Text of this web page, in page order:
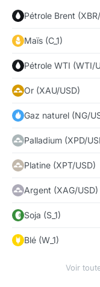
Pétrole Brent
Maïs (C_1)
Pétrole WTI (WTI/
Or (XAU/USD)
Gaz naturel (NG/
Palladium (XPD/
Platine (XPT/USD)
Argent (XAG/USD)
Soja (S_1)
Blé (W_1)
Voir